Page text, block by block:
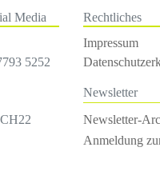
Media
5252
Rechtliches
Impressum
Newsletter
Newsletter-
Anmeldung